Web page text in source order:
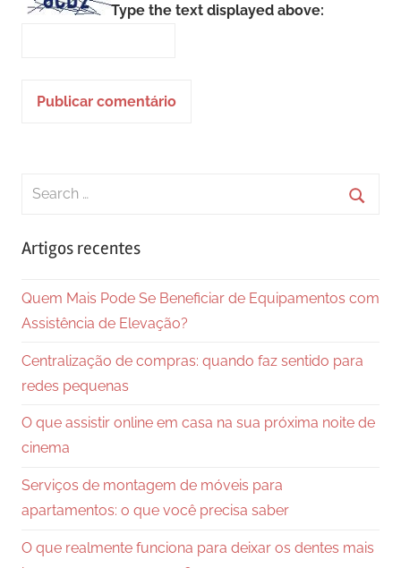
Type the text displayed above:
Search
Artigos recentes
Quem Mais Pode Se Beneficiar de Equipamentos com
Assistência de Elevação?
Centralização de compras: quando faz sentido para
redes pequenas
O que assistir online em casa na sua próxima noite de
cinema
Serviços de montagem de móveis para
apartamentos: o que você precisa saber
O que realmente funciona para deixar os dentes mais